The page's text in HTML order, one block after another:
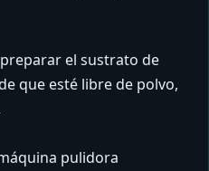
el sustrato de
que esté libre de polvo,
pulidora